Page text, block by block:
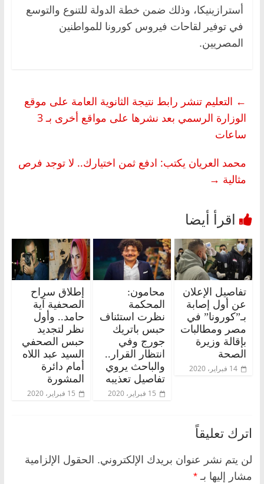
أسترازينيكا، وذلك ضمن خطة الدولة للتنوع والتوسع
في توفير لقاحات فيروس كورونا للمواطنين
المصريين.
← التعليم تنشر رابط نتيجة الثانوية العامة على موقع
الوزارة الرسمي بعد نشرها على مواقع أخرى بـ 3
ساعات
محمد العريان يكتب: ادفع ثمن اختيارك.. لا توجد فرص
مثالية →
تفاصيل الإعلان
عن أول إصابة
بـ”كورونا” في
مصر ومطالبات
بإقالة وزيرة
الصحة
14 فبراير، 2020
محامون:
المحكمة
نظرت استئناف
حبس باتريك
جورج وفي
انتظار القرار..
والباحث يروي
تفاصيل تعذيبه
15 فبراير، 2020
إطلاق سراح
الصحفية آية
حامد.. وأول
نظر لتجديد
حبس الصحفي
السيد عبد اللاه
أمام دائرة
المشورة
15 فبراير، 2020
اترك تعليقاً
لن يتم نشر عنوان بريدك الإلكتروني. الحقول الإلزامية
مشار إليها بـ *